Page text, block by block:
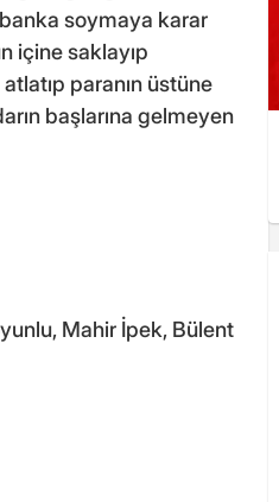
banka soymaya karar
içine saklayıp
paranın üstüne
başlarına gelmeyen
Mahir İpek, Bülent